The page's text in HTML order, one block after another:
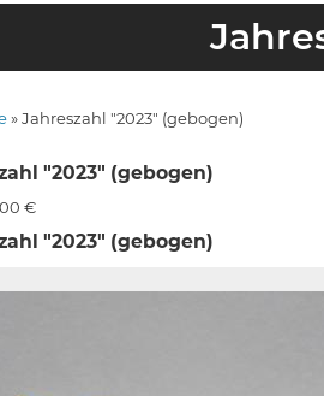
Jahreszahl "2023" (gebogen)
"2023" (gebogen)
€
"2023" (gebogen)